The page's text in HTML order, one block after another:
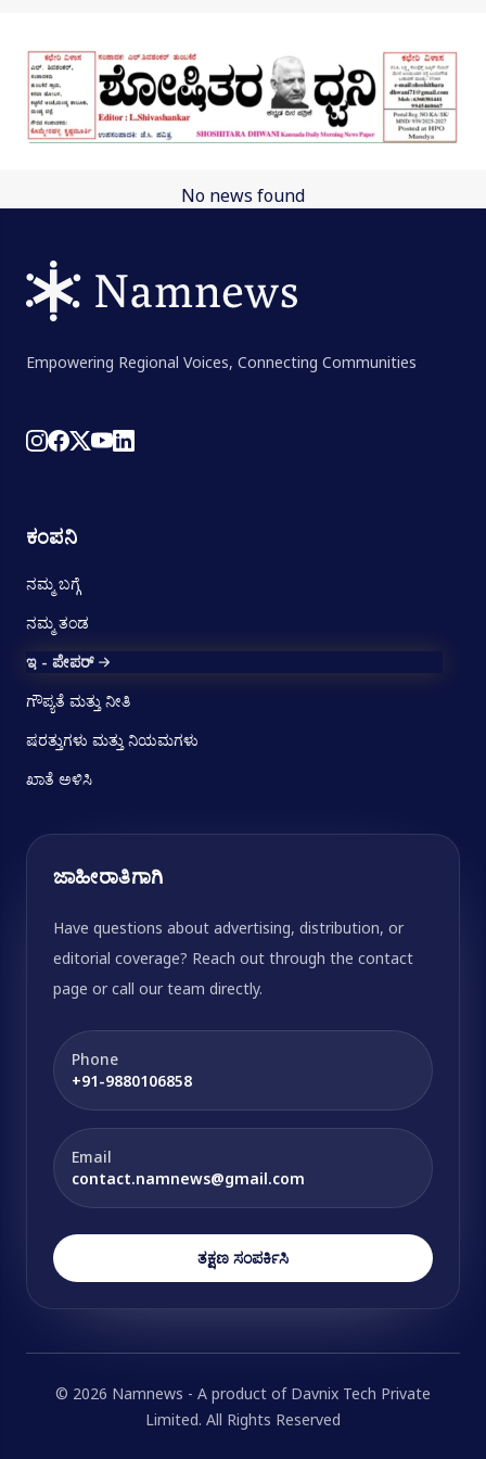
No news found
Empowering Regional Voices, Connecting Communities
ಕಂಪನಿ
ನಮ್ಮ ಬಗ್ಗೆ
ನಮ್ಮ ತಂಡ
ಇ - ಪೇಪರ್
ಗೌಪ್ಯತೆ ಮತ್ತು ನೀತಿ
ಷರತ್ತುಗಳು ಮತ್ತು ನಿಯಮಗಳು
ಖಾತೆ ಅಳಿಸಿ
ಜಾಹೀರಾತಿಗಾಗಿ
Have questions about advertising, distribution, or
editorial coverage? Reach out through the contact
page or call our team directly.
Phone
+91-9880106858
Email
contact.namnews@gmail.com
ತಕ್ಷಣ ಸಂಪರ್ಕಿಸಿ
© 2026 Namnews - A product of Davnix Tech Private
Limited. All Rights Reserved